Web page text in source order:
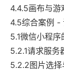
4.4.5画布与
4.5综合案例 -
5.1微信小程
5.2.1请求服务
5.2.2图片选